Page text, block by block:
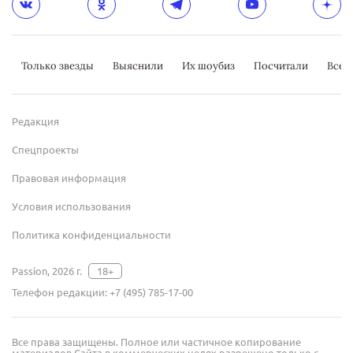
Только звезды Выяснили Их шоубиз Посчитали
Редакция
Спецпроекты
Правовая информация
Условия использования
Политика конфиденциальности
Passion, 2026 г.
18+
Телефон редакции:+7 (495) 785-17-00
Все права защищены. Полное или частичное копирование